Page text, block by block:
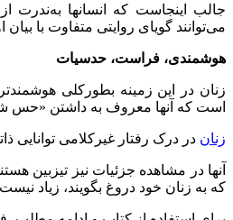
جالب اینجاست که انسانها به‌ندرت
می‌توانند گویای روایتی متفاوت با بیان
هوشمندی، فراست، حدسیات
زنان در این زمینه بطورکلی
است که آنها معروف به داشتن «حس
زنان در درک رفتار غیرکلامی توانایی
آنها در مشاهده جزئیات نیز تیزبین
که به زنان خود دروغ بگویند، زیاد